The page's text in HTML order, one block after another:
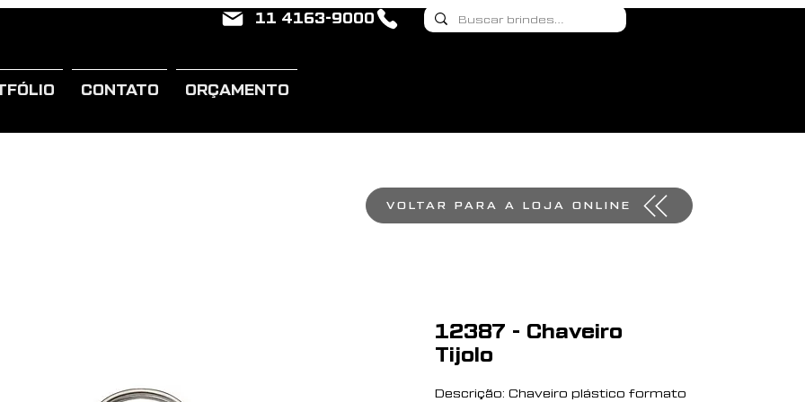
11 4163-9000
CONTATO ORÇAMENTO
12387 - Chaveiro
Tijolo
Descrição: Chaveiro plástico formato
VOLTAR PARA A LOJA ONLINE